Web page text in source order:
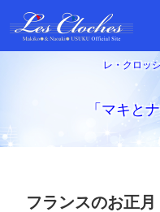
レ・クロッ
「マキと
フランスのお正月